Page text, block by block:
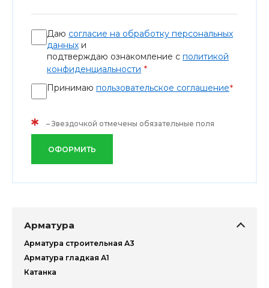
Арматура
Арматура строительная А3
Арматура гладкая А1
Катанка
Даю согласие на обработку персональных
данных и
подтверждаю ознакомление с политикой
конфиденциальности *
Принимаю пользовательское соглашение*
* – Звездочкой отмечены обязательные поля
ОФОРМИТЬ